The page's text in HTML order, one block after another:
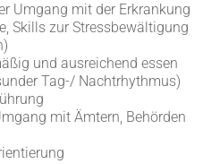
Umgang mit der Erkrankung
Skills zur Stressbewältigung
und ausreichend essen
Tag-/ Nachtrhythmus)
mit Ämtern, Behörden